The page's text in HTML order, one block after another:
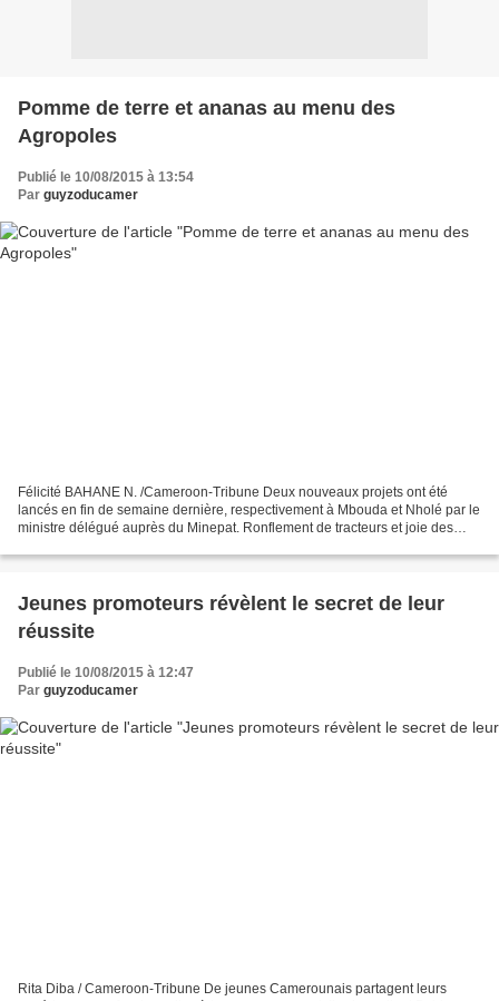
Pomme de terre et ananas au menu des
Agropoles
Publié le 10/08/2015 à 13:54
Par guyzoducamer
Félicité BAHANE N. /Cameroon-Tribune Deux nouveaux projets ont été
lancés en fin de semaine dernière, respectivement à Mbouda et Nholé par le
ministre délégué auprès du Minepat. Ronflement de tracteurs et joie des
Jeunes promoteurs révèlent le secret de leur
réussite
Publié le 10/08/2015 à 12:47
Par guyzoducamer
Rita Diba / Cameroon-Tribune De jeunes Camerounais partagent leurs